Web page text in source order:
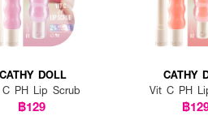
CATHY DOLL
PH Lip Scrub
฿129
CATHY
Vit C PH
฿